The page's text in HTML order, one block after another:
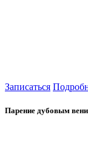
Записаться
Парение дубовым